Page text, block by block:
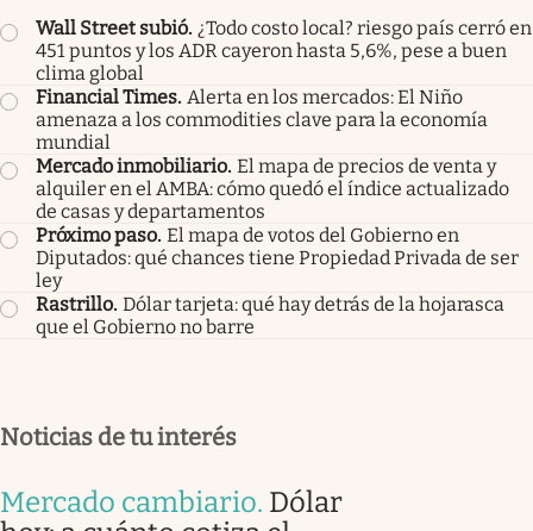
Wall Street subió. ¿Todo costo local? riesgo país cerró en
451 puntos y los ADR cayeron hasta 5,6%, pese a buen
clima global
Financial Times. Alerta en los mercados: El Niño
amenaza a los commodities clave para la economía
mundial
Mercado inmobiliario. El mapa de precios de venta y
alquiler en el AMBA: cómo quedó el índice actualizado
de casas y departamentos
Próximo paso. El mapa de votos del Gobierno en
Diputados: qué chances tiene Propiedad Privada de ser
ley
Rastrillo. Dólar tarjeta: qué hay detrás de la hojarasca
que el Gobierno no barre
Noticias de tu interés
Mercado cambiario. Dólar